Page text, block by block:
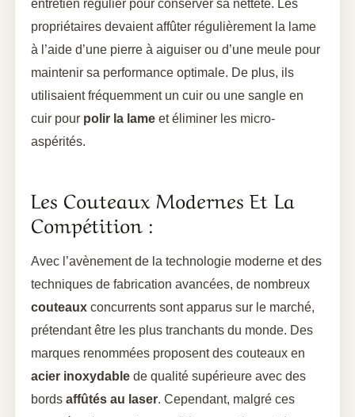
entretien régulier pour conserver sa netteté. Les
propriétaires devaient affûter régulièrement la lame
à l’aide d’une pierre à aiguiser ou d’une meule pour
maintenir sa performance optimale. De plus, ils
utilisaient fréquemment un cuir ou une sangle en
cuir pour polir la lame et éliminer les micro-
aspérités.
Les Couteaux Modernes Et La
Compétition :
Avec l’avènement de la technologie moderne et des
techniques de fabrication avancées, de nombreux
couteaux concurrents sont apparus sur le marché,
prétendant être les plus tranchants du monde. Des
marques renommées proposent des couteaux en
acier inoxydable de qualité supérieure avec des
bords affûtés au laser. Cependant, malgré ces